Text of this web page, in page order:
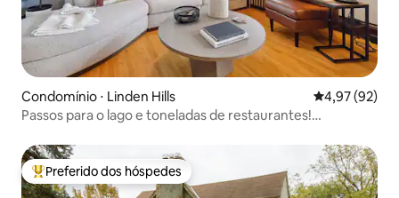
Condomínio ⋅ Linden Hills 4,97 de uma
4,97 (92)
Passos para o lago e toneladas de restaurantes!
Entre os melhores preferidos dos hóspedes
Preferido dos hóspedes